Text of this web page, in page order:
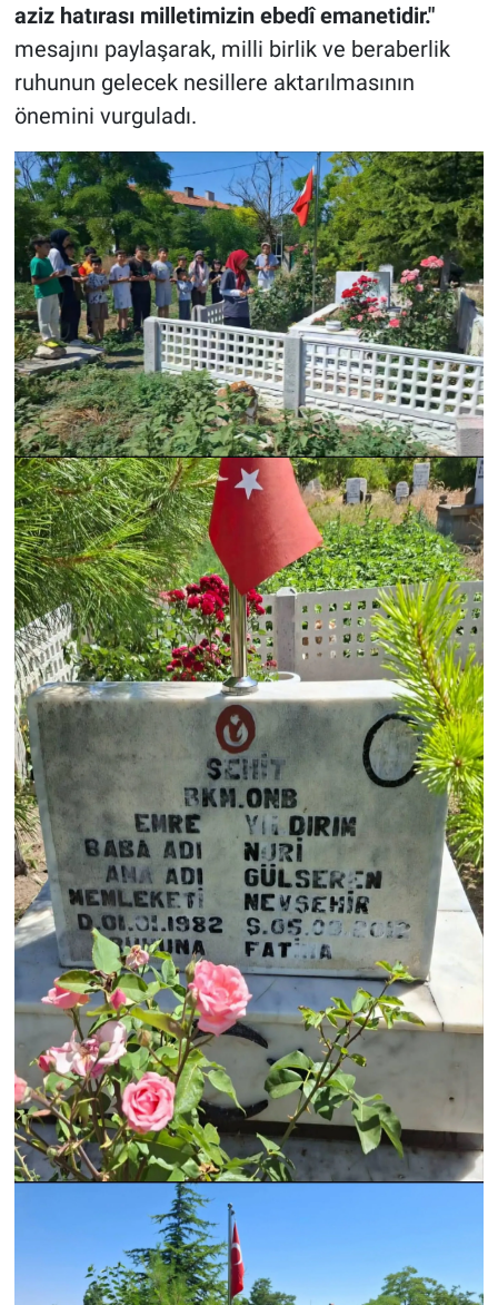
aziz hatırası milletimizin ebedî emanetidir."
mesajını paylaşarak, milli birlik ve beraberlik
ruhunun gelecek nesillere aktarılmasının
önemini vurguladı.